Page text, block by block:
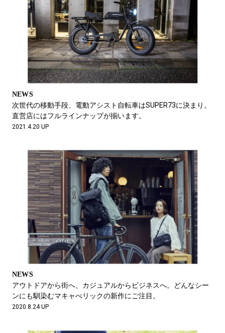
NEWS
次世代の移動手段、電動アシスト自転車はSUPER73に決まり。
直営店にはフルラインナップが揃います。
2021.4.20 UP
NEWS
アウトドアから街へ、カジュアルからビジネスへ。どんなシー
ンにも馴染むマキャべリックの新作にご注目。
2020.8.24 UP